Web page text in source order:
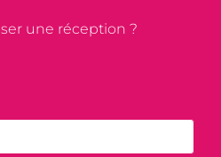
une réception ?